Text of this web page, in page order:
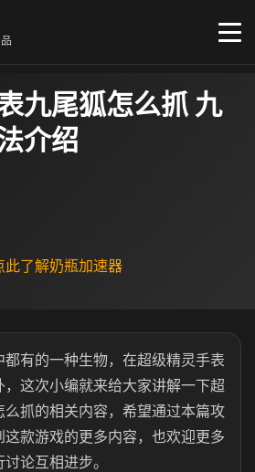
九尾狐怎么抓 九
介绍
了解奶瓶加速器
有的一种生物，在超级精灵手表
这次小编就来给大家讲解一下超
抓的相关内容，希望通过本篇攻
款游戏的更多内容，也欢迎更多
论互相进步。